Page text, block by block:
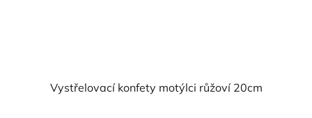
Vystřelovací konfety motýlci růžoví 20cm